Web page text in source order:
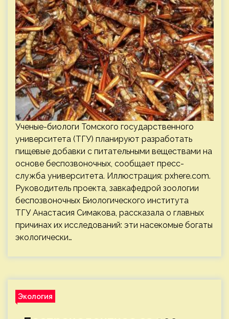
Ученые-биологи Томского государственного
университета (ТГУ) планируют разработать
пищевые добавки с питательными веществами на
основе беспозвоночных, сообщает пресс-
служба университета. Иллюстрация: pxhere.com.
Руководитель проекта, завкафедрой зоологии
беспозвоночных Биологического института
ТГУ Анастасия Симакова, рассказала о главных
причинах их исследований: эти насекомые богаты
экологически…
Экология